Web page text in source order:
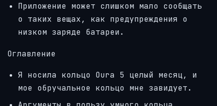
Приложение может слишком мало сообщать
о таких вещах, как предупреждения о
низком заряде батареи.
Оглавление
Я носила кольцо Oura 5 целый месяц, и
мое обручальное кольцо мне завидует.